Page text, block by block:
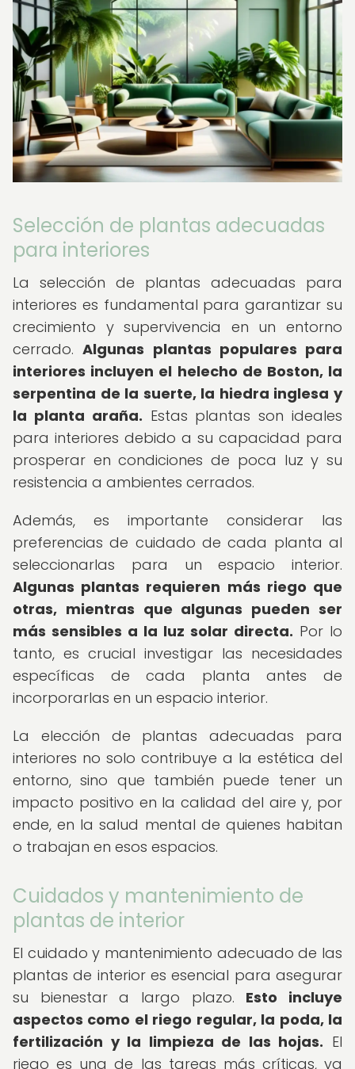
Selección de plantas adecuadas
para interiores
La selección de plantas adecuadas para
interiores es fundamental para garantizar su
crecimiento y supervivencia en un entorno
cerrado.Algunas plantas populares para
interiores incluyen el helecho de Boston, la
serpentina de la suerte, la hiedra inglesa y
la planta araña. Estas plantas son ideales
para interiores debido a su capacidad para
prosperar en condiciones de poca luz y su
resistencia a ambientes cerrados.
Además, es importante considerar las
preferencias de cuidado de cada planta al
seleccionarlas para un espacio interior.
Algunas plantas requieren más riego que
otras, mientras que algunas pueden ser
más sensibles a la luz solar directa. Por lo
tanto, es crucial investigar las necesidades
específicas de cada planta antes de
incorporarlas en un espacio interior.
La elección de plantas adecuadas para
interiores no solo contribuye a la estética del
entorno, sino que también puede tener un
impacto positivo en la calidad del aire y, por
ende, en la salud mental de quienes habitan
o trabajan en esos espacios.
Cuidados y mantenimiento de
plantas de interior
El cuidado y mantenimiento adecuado de las
plantas de interior es esencial para asegurar
su bienestar a largo plazo. Esto incluye
aspectos como el riego regular, la poda, la
fertilización y la limpieza de las hojas. El
riego es una de las tareas más críticas, ya